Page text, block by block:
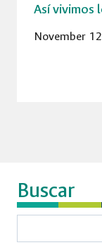
Así vivimos
November
Buscar